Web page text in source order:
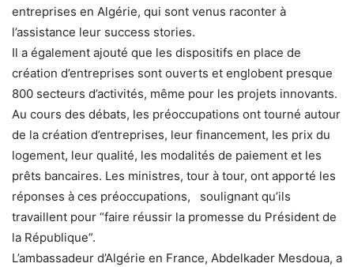
entreprises en Algérie, qui sont venus raconter à
l’assistance leur success stories.
Il a également ajouté que les dispositifs en place de
création d’entreprises sont ouverts et englobent presque
800 secteurs d’activités, même pour les projets innovants.
Au cours des débats, les préoccupations ont tourné autour
de la création d’entreprises, leur financement, les prix du
logement, leur qualité, les modalités de paiement et les
prêts bancaires. Les ministres, tour à tour, ont apporté les
réponses à ces préoccupations, soulignant qu’ils
travaillent pour “faire réussir la promesse du Président de
la République”.
L’ambassadeur d’Algérie en France, Abdelkader Mesdoua, a